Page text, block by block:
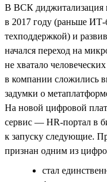
В ВСК диджитализация
в 2017 году (раньше
техподдержкой) и
начался переход на
не хватало
в компании сложились
задумки о
На новой цифровой
сервис — HR-портал в
к запуску следующие.
признан одним из
стал